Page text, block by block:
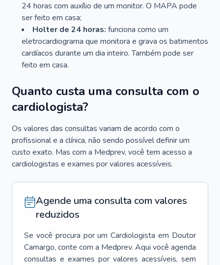
24 horas com auxílio de um monitor. O MAPA pode
ser feito em casa;
Holter de 24 horas: funciona como um
eletrocardiograma que monitora e grava os batimentos
cardíacos durante um dia inteiro. Também pode ser
feito em casa.
Quanto custa uma consulta com o
cardiologista?
Os valores das consultas variam de acordo com o
profissional e a clínica, não sendo possível definir um
custo exato. Mas com a Medprev, você tem acesso a
cardiologistas e exames por valores acessíveis.
Agende uma consulta com valores
reduzidos
Se você procura por um Cardiologista em Doutor
Camargo, conte com a Medprev. Aqui você agenda
consultas e exames por valores acessíveis, sem